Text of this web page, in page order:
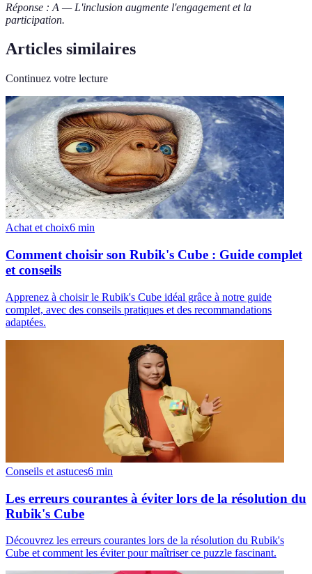
Réponse : A — L'inclusion augmente l'engagement et la
participation.
Articles similaires
Continuez votre lecture
Achat et choix6 min
Comment choisir son Rubik's Cube : Guide complet
et conseils
Apprenez à choisir le Rubik's Cube idéal grâce à notre guide
complet, avec des conseils pratiques et des recommandations
adaptées.
Conseils et astuces6 min
Les erreurs courantes à éviter lors de la résolution du
Rubik's Cube
Découvrez les erreurs courantes lors de la résolution du Rubik's
Cube et comment les éviter pour maîtriser ce puzzle fascinant.